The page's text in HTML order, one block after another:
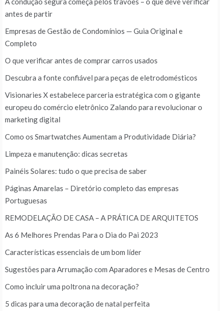
antes de partir
Empresas de Gestão de Condomínios — Guia Original e
Completo
O que verificar antes de comprar carros usados
Descubra a fonte confiável para peças de eletrodomésticos
Visionaries X estabelece parceria estratégica com o gigante
europeu do comércio eletrônico Zalando para revolucionar o
marketing digital
Como os Smartwatches Aumentam a Produtividade Diária?
Limpeza e manutenção: dicas secretas
Painéis Solares: tudo o que precisa de saber
Páginas Amarelas – Diretório completo das empresas
Portuguesas
REMODELAÇÃO DE CASA – A PRÁTICA DE ARQUITETOS
As 6 Melhores Prendas Para o Dia do Pai 2023
Características essenciais de um bom líder
Sugestões para Arrumação com Aparadores e Mesas de Centro
Como incluir uma poltrona na decoração?
5 dicas para uma decoração de natal perfeita